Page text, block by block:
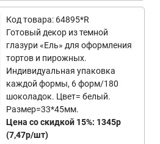
Код товара: 64895*R
Готовый декор из темной
глазури «Ель» для оформления
тортов и пирожных.
Индивидуальная упаковка
каждой формы, 6 форм/180
шоколадок. Цвет= белый.
Размер=33*45мм.
Цена со скидкой 15%: 1345р
(7,47р/шт)